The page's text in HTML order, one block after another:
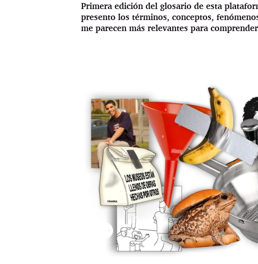
Primera edición del glosario de esta
presento los términos, conceptos,
me parecen más relevantes para
⚉